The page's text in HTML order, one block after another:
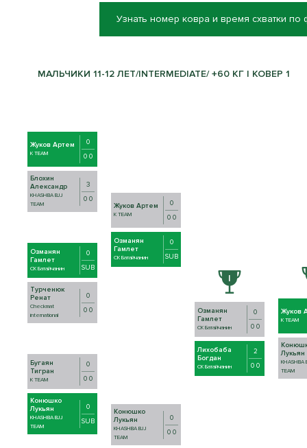
Узнать номер ковра и время схватки по
МАЛЬЧИКИ 11-12 ЛЕТ/INTERMEDIATE/ +60 КГ | КОВЕР 1
Жуков Артем
K TEAM
0
0 0
Блохин
Александр
KHASHBA BJJ
TEAM
3
0 0
Озманян
Гамлет
СК Батайчанин
0
SUB
Турченюк
Ренат
Checkmat
international
0
0 0
Бугаян
Тигран
K TEAM
0
0 0
Конюшко
Лукьян
KHASHBA BJJ
TEAM
0
SUB
Жуков Артем
K TEAM
0
0 0
Озманян
Гамлет
СК Батайчанин
0
SUB
Конюшко
Лукьян
KHASHBA BJJ
TEAM
0
0 0
Озманян
Гамлет
СК Батайчанин
0
0 0
Лихобаба
Богдан
СК Батайчанин
2
0 0
Жуков
K TEAM
Лукьян
KHASHBA
TEAM